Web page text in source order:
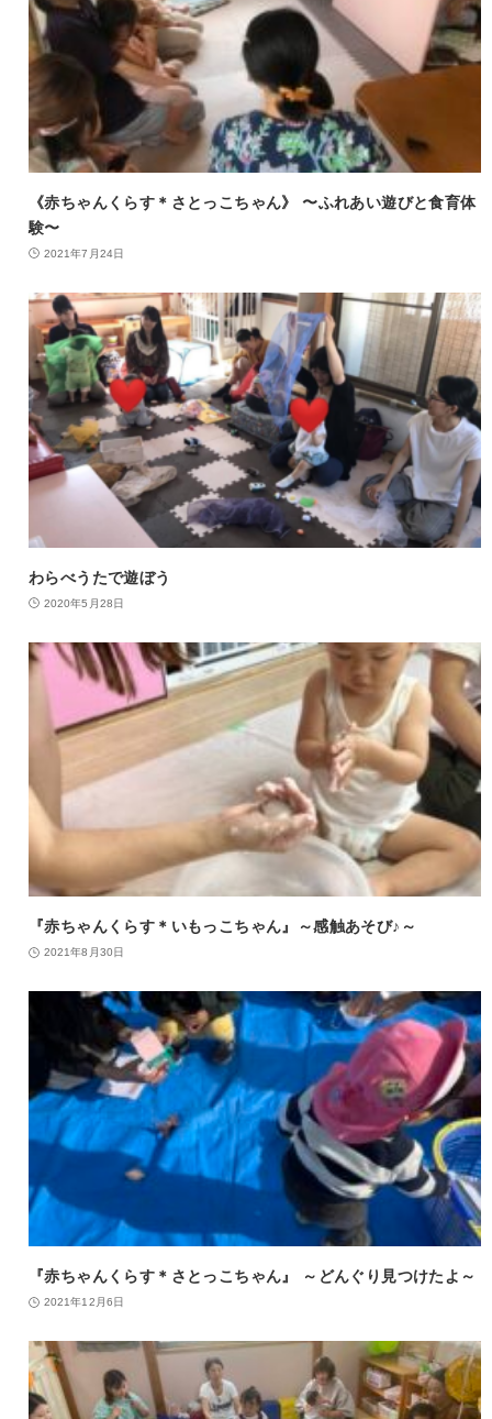
《赤ちゃんくらす＊さとっこちゃん》 〜ふれあい遊びと食育体
験〜
2021年7月24日
わらべうたで遊ぼう
2020年5月28日
『赤ちゃんくらす＊いもっこちゃん』～感触あそび♪～
2021年8月30日
『赤ちゃんくらす＊さとっこちゃん』 ～どんぐり見つけたよ～
2021年12月6日